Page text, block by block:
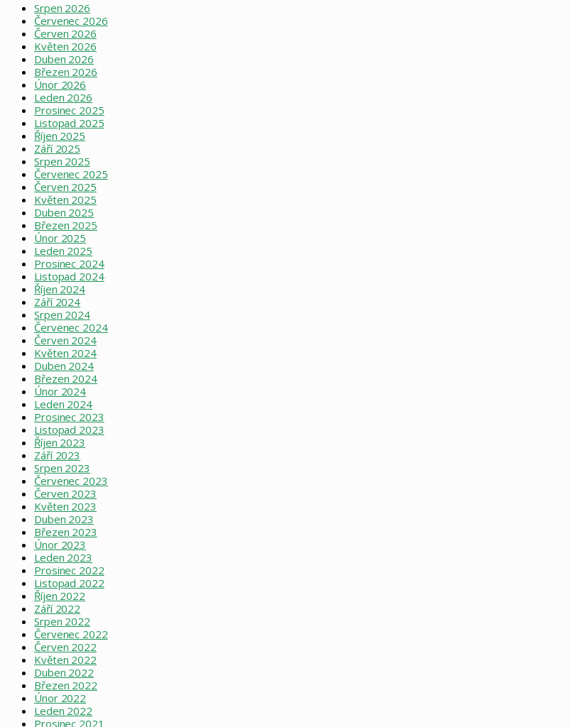
Srpen 2026
Červenec 2026
Červen 2026
Květen 2026
Duben 2026
Březen 2026
Únor 2026
Leden 2026
Prosinec 2025
Listopad 2025
Říjen 2025
Září 2025
Srpen 2025
Červenec 2025
Červen 2025
Květen 2025
Duben 2025
Březen 2025
Únor 2025
Leden 2025
Prosinec 2024
Listopad 2024
Říjen 2024
Září 2024
Srpen 2024
Červenec 2024
Červen 2024
Květen 2024
Duben 2024
Březen 2024
Únor 2024
Leden 2024
Prosinec 2023
Listopad 2023
Říjen 2023
Září 2023
Srpen 2023
Červenec 2023
Červen 2023
Květen 2023
Duben 2023
Březen 2023
Únor 2023
Leden 2023
Prosinec 2022
Listopad 2022
Říjen 2022
Září 2022
Srpen 2022
Červenec 2022
Červen 2022
Květen 2022
Duben 2022
Březen 2022
Únor 2022
Leden 2022
Prosinec 2021